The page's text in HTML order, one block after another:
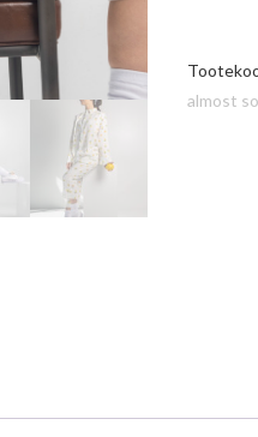
almost